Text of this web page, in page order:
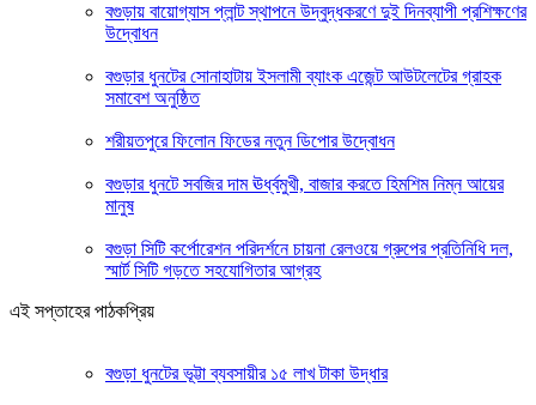
বগুড়ায় বায়োগ্যাস প্লান্ট স্থাপনে উদ্বুদ্ধকরণে দুই দিনব্যাপী প্রশিক্ষণের
উদ্বোধন
বগুড়ার ধুনটের সোনাহাটায় ইসলামী ব্যাংক এজেন্ট আউটলেটের গ্রাহক
সমাবেশ অনুষ্ঠিত
শরীয়তপুরে ফিলোন ফিডের নতুন ডিপোর উদ্বোধন
বগুড়ার ধুনটে সবজির দাম ঊর্ধ্বমুখী, বাজার করতে হিমশিম নিম্ন আয়ের
মানুষ
বগুড়া সিটি কর্পোরেশন পরিদর্শনে চায়না রেলওয়ে গ্রুপের প্রতিনিধি দল,
স্মার্ট সিটি গড়তে সহযোগিতার আগ্রহ
এই সপ্তাহের পাঠকপ্রিয়
বগুড়া ধুনটের ভূট্টা ব্যবসায়ীর ১৫ লাখ টাকা উদ্ধার